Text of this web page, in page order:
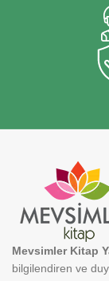
Mevsimler Kitap
bilgilendiren ve